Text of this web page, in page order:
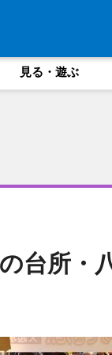
見る・遊ぶ
台所・